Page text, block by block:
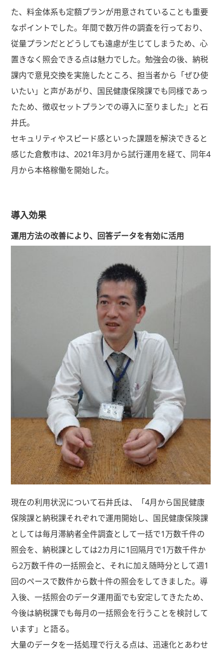
た、料金体系も定額プランが用意されていることも重要
なポイントでした。年間で数万件の調査を行っており、
従量プランだとどうしても遠慮が生じてしまうため、心
置きなく照会できる点は魅力でした。勉強会の後、納税
課内で意見交換を実施したところ、担当者から「ぜひ使
いたい」と声があがり、国民健康保険課でも同様であっ
たため、徴収セットプランでの導入に至りました」と石
井氏。
セキュリティやスピード感といった課題を解決できると
感じた倉敷市は、2021年3月から試行運用を経て、同年4
月から本格稼働を開始した。
導入効果
運用方法の改善により、回答データを有効に活用
現在の利用状況について石井氏は、「4月から国民健康
保険課と納税課それぞれで運用開始し、国民健康保険課
としては毎月滞納者全件調査として一括で1万数千件の
照会を、納税課としては2カ月に1回隔月で1万数千件か
ら2万数千件の一括照会と、それに加え随時分として週1
回のペースで数件から数十件の照会をしてきました。導
入後、一括照会のデータ運用面でも安定してきたため、
今後は納税課でも毎月の一括照会を行うことを検討して
います」と語る。
大量のデータを一括処理で行える点は、迅速化とあわせ